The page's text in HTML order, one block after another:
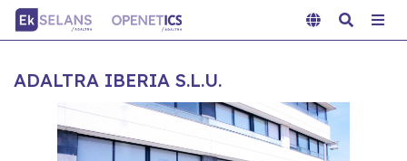
ADALTRA IBERIA S.L.U.